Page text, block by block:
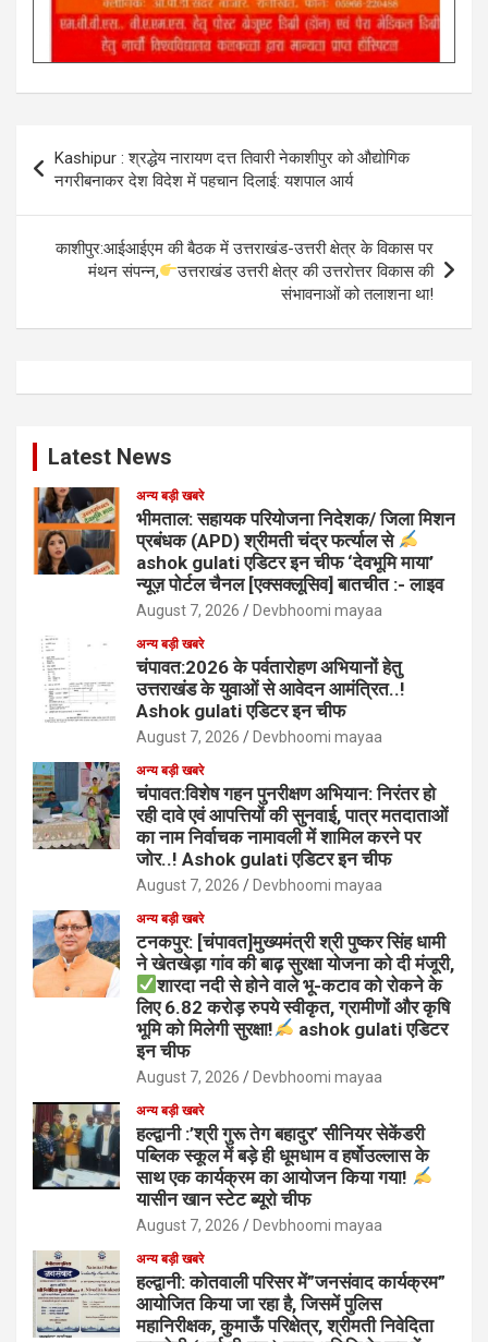
navigation
Kashipur : श्रद्धेय नारायण दत्त तिवारी नेकाशीपुर को औद्योगिक
नगरीबनाकर देश विदेश में पहचान दिलाई: यशपाल आर्य
काशीपुर:आईआईएम की बैठक में उत्तराखंड-उत्तरी क्षेत्र के विकास पर
मंथन संपन्न,
उत्तराखंड उत्तरी क्षेत्र की उत्तरोत्तर विकास की
संभावनाओं को तलाशना था!
Latest News
अन्य बड़ी खबरे
भीमताल: सहायक परियोजना निदेशक/ जिला मिशन
प्रबंधक (APD) श्रीमती चंद्र फर्त्याल से
ashok gulati एडिटर इन चीफ ‘देवभूमि माया’
न्यूज़ पोर्टल चैनल [एक्सक्लूसिव] बातचीत :- लाइव
August 7, 2026 Devbhoomi mayaa
अन्य बड़ी खबरे
चंपावत:2026 के पर्वतारोहण अभियानों हेतु
उत्तराखंड के युवाओं से आवेदन आमंत्रित..!
Ashok gulati एडिटर इन चीफ
August 7, 2026 Devbhoomi mayaa
अन्य बड़ी खबरे
चंपावत:विशेष गहन पुनरीक्षण अभियान: निरंतर हो
रही दावे एवं आपत्तियों की सुनवाई, पात्र मतदाताओं
का नाम निर्वाचक नामावली में शामिल करने पर
जोर..! Ashok gulati एडिटर इन चीफ
August 7, 2026 Devbhoomi mayaa
अन्य बड़ी खबरे
टनकपुर: [चंपावत]मुख्यमंत्री श्री पुष्कर सिंह धामी
ने खेतखेड़ा गांव की बाढ़ सुरक्षा योजना को दी मंजूरी,
शारदा नदी से होने वाले भू-कटाव को रोकने के
लिए 6.82 करोड़ रुपये स्वीकृत, ग्रामीणों और कृषि
भूमि को मिलेगी सुरक्षा!
ashok gulati एडिटर
इन चीफ
August 7, 2026 Devbhoomi mayaa
अन्य बड़ी खबरे
हल्द्वानी :’श्री गुरू तेग बहादुर’ सीनियर सेकेंडरी
पब्लिक स्कूल में बड़े ही धूमधाम व हर्षोउल्लास के
साथ एक कार्यक्रम का आयोजन किया गया!
यासीन खान स्टेट ब्यूरो चीफ
August 7, 2026 Devbhoomi mayaa
अन्य बड़ी खबरे
हल्द्वानी: कोतवाली परिसर में”जनसंवाद कार्यक्रम”
आयोजित किया जा रहा है, जिसमें पुलिस
महानिरीक्षक, कुमाऊँ परिक्षेत्र, श्रीमती निवेदिता